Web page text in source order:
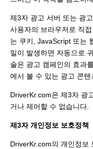
제3자 광고 서버 또는 광
사용자의 브라우저로 직
는 쿠키, JavaScript 또는
일이 발생하면 자동으로
술은 광고 캠페인의 효과
에서 볼 수 있는 광고 콘
DriverKr.com은 제3자 광
거나 제어할 수 없습니다.
제3자 개인정보 보호정책
DriverKr.com의 개인정보